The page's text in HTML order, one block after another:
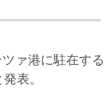
ァ港に駐在する
表。